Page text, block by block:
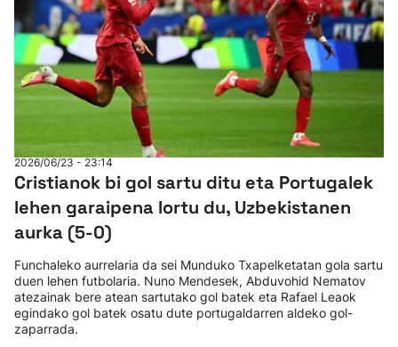
2026/06/23 - 23:14
Cristianok bi gol sartu ditu eta Portugalek
lehen garaipena lortu du, Uzbekistanen
aurka (5-0)
Funchaleko aurrelaria da sei Munduko Txapelketatan gola sartu
duen lehen futbolaria. Nuno Mendesek, Abduvohid Nematov
atezainak bere atean sartutako gol batek eta Rafael Leaok
egindako gol batek osatu dute portugaldarren aldeko gol-
zaparrada.